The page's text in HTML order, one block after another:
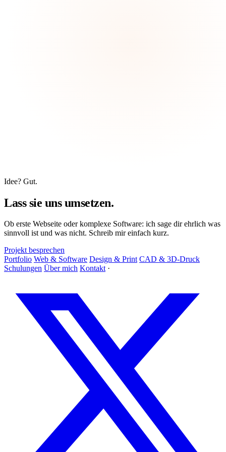
Idee? Gut.
Lass sie unsumsetzen.
Ob erste Webseite oder komplexe Software: ich sage dir ehrlich was
sinnvoll ist und was nicht. Schreib mir einfach kurz.
Projekt besprechen
Portfolio Web & Software Design & Print CAD & 3D-Druck
Schulungen Über mich Kontakt ·